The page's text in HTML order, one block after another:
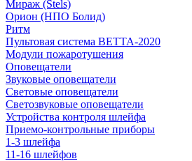
Мираж (Stels)
Орион (НПО Болид)
Ритм
Пультовая система ВЕТТА-2020
Модули пожаротушения
Оповещатели
Звуковые оповещатели
Световые оповещатели
Светозвуковые оповещатели
Устройства контроля шлейфа
Приемо-контрольные приборы
1-3 шлейфа
11-16 шлейфов